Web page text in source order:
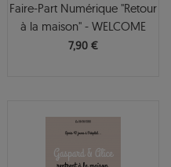
Faire-Part Numérique "Retour
à la maison" - WELCOME
7,90 €